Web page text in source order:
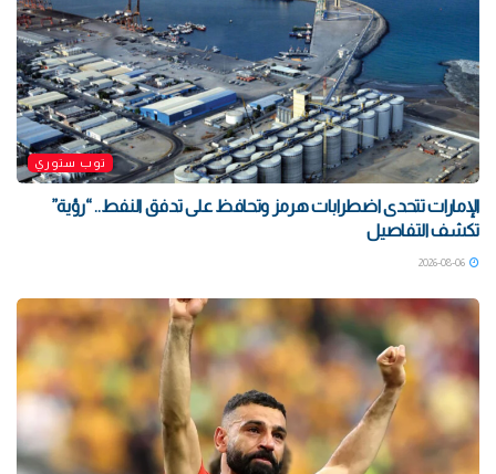
توب ستوري
الإمارات تتحدى اضطرابات هرمز وتحافظ على تدفق النفط.. “رؤية”
تكشف التفاصيل